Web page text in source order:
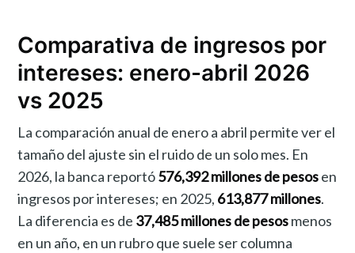
Comparativa de ingresos por
intereses: enero-abril 2026
vs 2025
La comparación anual de enero a abril permite ver el
tamaño del ajuste sin el ruido de un solo mes. En
2026, la banca reportó576,392 millones de pesosen
ingresos por intereses; en 2025, 613,877 millones.
La diferencia es de 37,485 millones de pesosmenos
en un año, en un rubro que suele ser columna